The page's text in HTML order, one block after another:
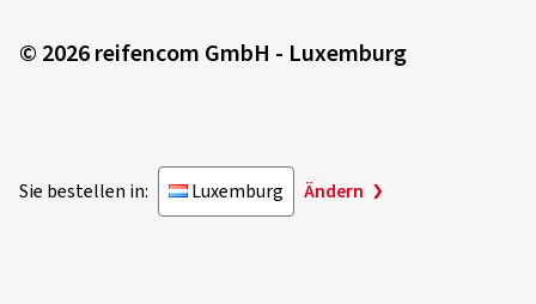
© 2026 reifencom GmbH - Luxemburg
Sie bestellen in: Luxemburg Ändern